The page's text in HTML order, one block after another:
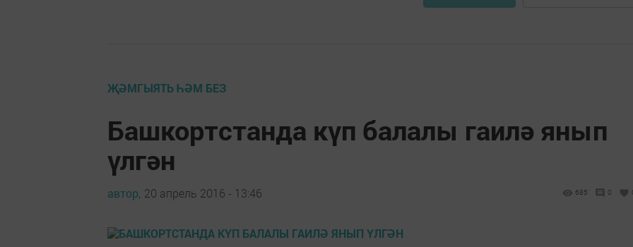
ҖӘМГЫЯТЬ ҺӘМ БЕЗ
Башкортстанда күп балалы гаилә янып
үлгән
автор, 20 апрель 2016 - 13:46 685 0